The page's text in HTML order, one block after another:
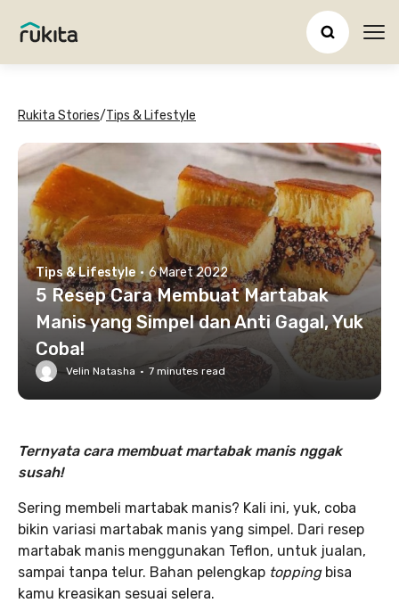
Rukita Stories/Tips & Lifestyle
Tips & Lifestyle · 6 Maret 2022
5 Resep Cara Membuat Martabak
Manis yang Simpel dan Anti Gagal, Yuk
Coba!
Velin Natasha · 7 minutes read
Ternyata cara membuat martabak manis nggak
susah!
Sering membeli martabak manis? Kali ini, yuk, coba
bikin variasi martabak manis yang simpel. Dari resep
martabak manis menggunakan Teflon, untuk jualan,
sampai tanpa telur. Bahan pelengkap topping bisa
kamu kreasikan sesuai selera.